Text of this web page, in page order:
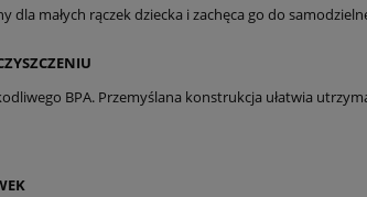
dla małych rączek dziecka i zachęca go do
BPA. Przemyślana konstrukcja ułatwia